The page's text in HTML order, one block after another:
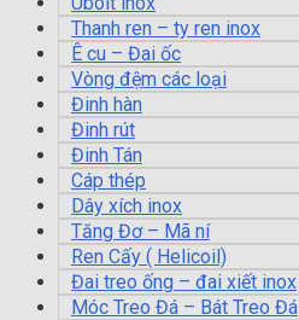
Thanh ren – ty ren inox
Ê cu – Đai ốc
Vòng đệm các loại
Đinh hàn
Đinh rút
Đinh Tán
Cáp thép
Dây xích inox
Tăng Đơ – Mã ní
Ren Cấy ( Helicoil)
Đai treo ống – đai xiết inox
Móc Treo Đá – Bát Treo Đá